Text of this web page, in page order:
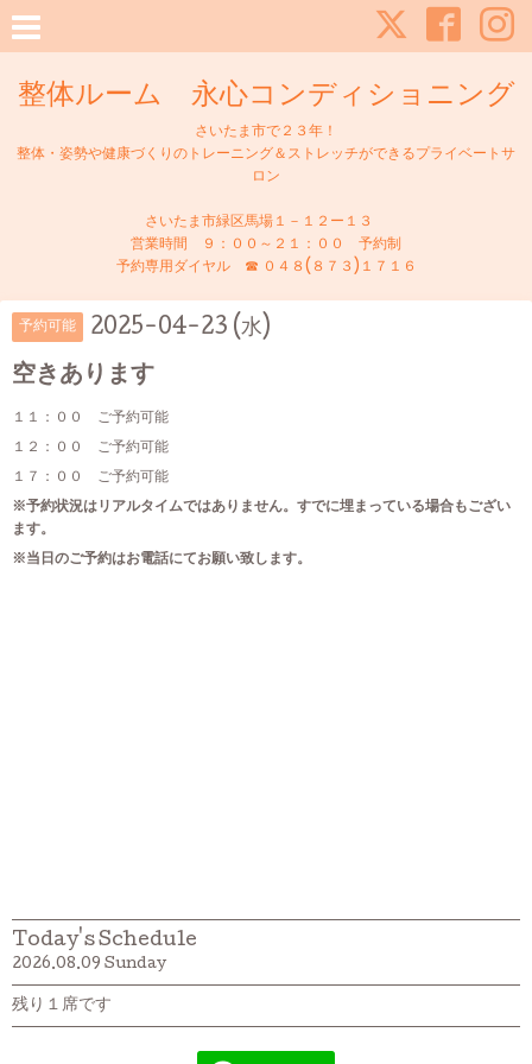
整体ルーム 永心コンディショニング
さいたま市で２３年！
整体・姿勢や健康づくりのトレーニング＆ストレッチができるプライベートサ
ロン
さいたま市緑区馬場１－１２ー１３
営業時間 ９：００～２１：００ 予約制
予約専用ダイヤル ☎ ０４８(８７３)１７１６
予約可能 2025-04-23 (水)
空きあります
１１：００ ご予約可能
１２：００ ご予約可能
１７：００ ご予約可能
※予約状況はリアルタイムではありません。すでに埋まっている場合もござい
ます。
※当日のご予約はお電話にてお願い致します。
Today's Schedule
2026.08.09 Sunday
残り１席です